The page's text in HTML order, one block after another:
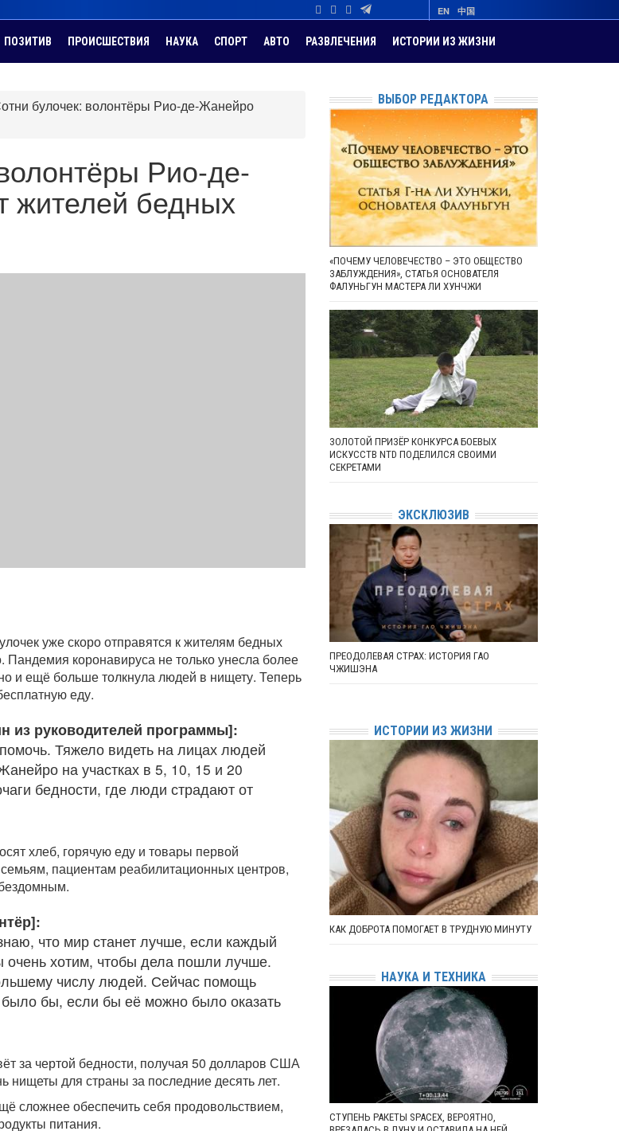
EN 中国
ПОЗИТИВ ПРОИСШЕСТВИЯ НАУКА СПОРТ АВТО РАЗВЛЕЧЕНИЯ ИСТОРИИ ИЗ ЖИЗНИ
булочек: волонтёры Рио-де-Жанейро
Рио-де-
жителей бедных
уже скоро отправятся к жителям бедных
коронавируса не только унесла более
и ещё больше толкнула людей в нищету. Теперь
еду.
из руководителей программы]:
Тяжело видеть на лицах людей
на участках в 5, 10, 15 и 20
бедности, где люди страдают от
хлеб, горячую еду и товары первой
пациентам реабилитационных центров,
что мир станет лучше, если каждый
хотим, чтобы дела пошли лучше.
числу людей. Сейчас помощь
бы, если бы её можно было оказать
за чертой бедности, получая 50 долларов США
для страны за последние десять лет.
сложнее обеспечить себя продовольствием,
питания.
ВЫБОР РЕДАКТОРА
«ПОЧЕМУ ЧЕЛОВЕЧЕСТВО – ЭТО ОБЩЕСТВО
ЗАБЛУЖДЕНИЯ», СТАТЬЯ ОСНОВАТЕЛЯ
ФАЛУНЬГУН МАСТЕРА ЛИ ХУНЧЖИ
ЗОЛОТОЙ ПРИЗЁР КОНКУРСА БОЕВЫХ
ИСКУССТВ NTD ПОДЕЛИЛСЯ СВОИМИ
СЕКРЕТАМИ
ЭКСКЛЮЗИВ
ПРЕОДОЛЕВАЯ СТРАХ: ИСТОРИЯ ГАО
ЧЖИШЭНА
ИСТОРИИ ИЗ ЖИЗНИ
КАК ДОБРОТА ПОМОГАЕТ В ТРУДНУЮ МИНУТУ
НАУКА И ТЕХНИКА
СТУПЕНЬ РАКЕТЫ SPACEX, ВЕРОЯТНО,